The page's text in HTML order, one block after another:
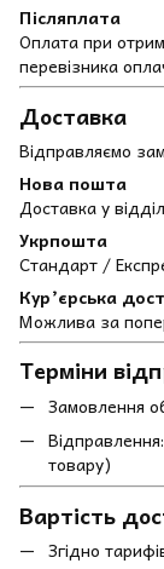
Післяплата
Оплата при
перевізника
Доставка
Відправляємо
Нова пошта
Доставка у
Укрпошта
Стандарт /
Кур’єрська
Можлива за
Терміни
Замовлення
Відправлення:
товару)
Вартість
Згідно